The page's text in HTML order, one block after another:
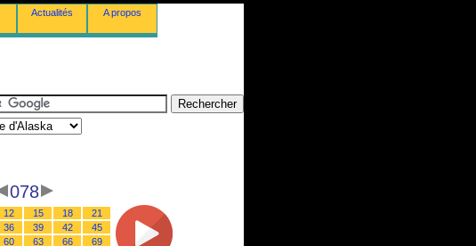
Actualités A propos
078
12 15 18
21
36 39 42
45
60 63 66
69